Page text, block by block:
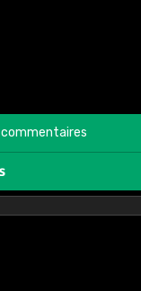
commentaires